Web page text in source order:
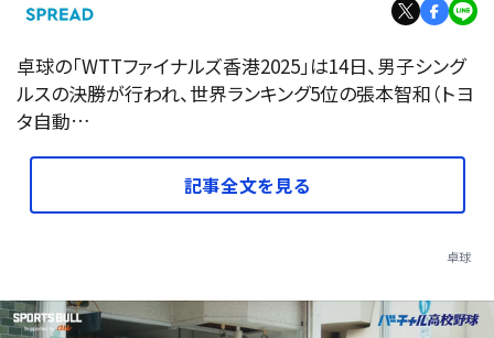
卓球の「WTTファイナルズ香港2025」は14日、男子シング
ルスの決勝が行われ、世界ランキング5位の張本智和（トヨ
タ自動…
記事全文を見る
卓球